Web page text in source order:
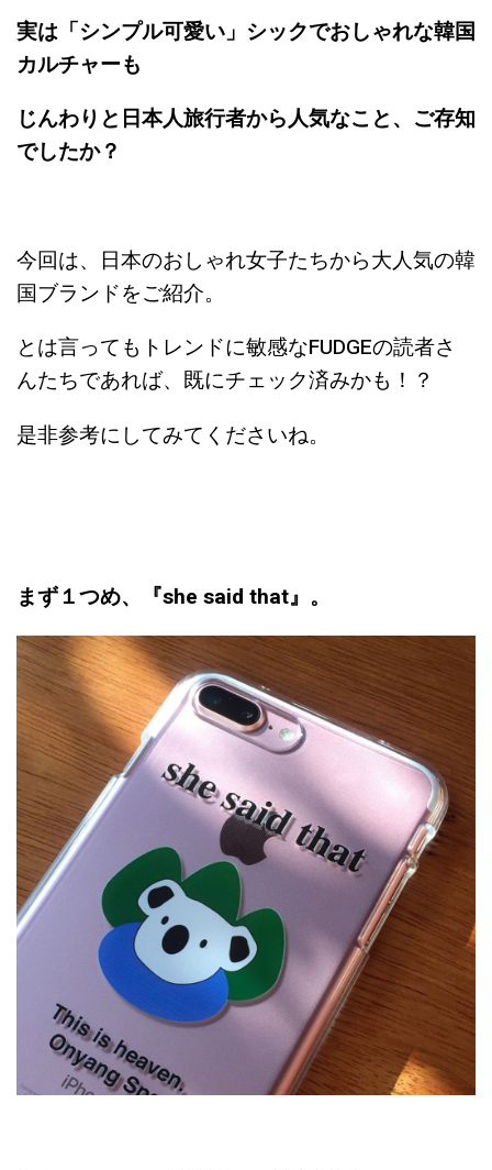
実は「シンプル可愛い」シックでおしゃれな韓国
カルチャーも
じんわりと日本人旅行者から人気なこと、ご存知
でしたか？
今回は、日本のおしゃれ女子たちから大人気の韓
国ブランドをご紹介。
とは言ってもトレンドに敏感なFUDGEの読者さ
んたちであれば、既にチェック済みかも！？
是非参考にしてみてくださいね。
まず１つめ、『she said that』。